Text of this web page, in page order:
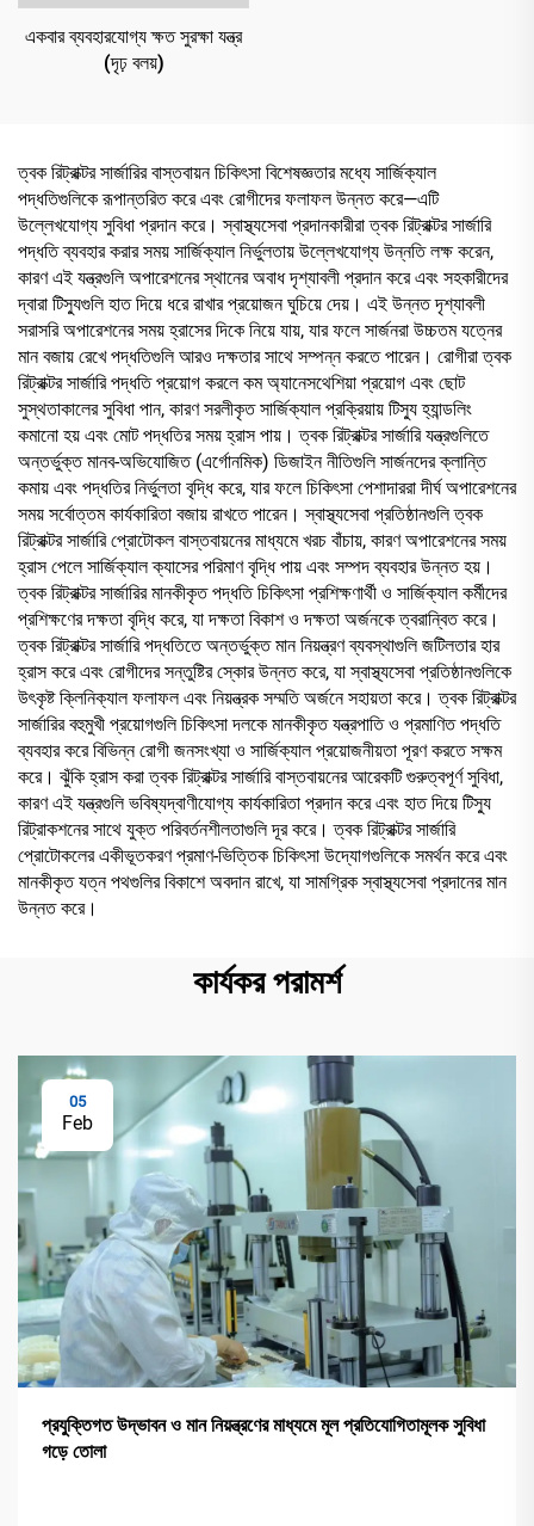
একবার ব্যবহারযোগ্য ক্ষত সুরক্ষা যন্ত্র
(দৃঢ় বলয়)
ত্বক রিট্রাক্টর সার্জারির বাস্তবায়ন চিকিৎসা বিশেষজ্ঞতার মধ্যে সার্জিক্যাল
পদ্ধতিগুলিকে রূপান্তরিত করে এবং রোগীদের ফলাফল উন্নত করে—এটি
উল্লেখযোগ্য সুবিধা প্রদান করে। স্বাস্থ্যসেবা প্রদানকারীরা ত্বক রিট্রাক্টর সার্জারি
পদ্ধতি ব্যবহার করার সময় সার্জিক্যাল নির্ভুলতায় উল্লেখযোগ্য উন্নতি লক্ষ করেন,
কারণ এই যন্ত্রগুলি অপারেশনের স্থানের অবাধ দৃশ্যাবলী প্রদান করে এবং সহকারীদের
দ্বারা টিস্যুগুলি হাত দিয়ে ধরে রাখার প্রয়োজন ঘুচিয়ে দেয়। এই উন্নত দৃশ্যাবলী
সরাসরি অপারেশনের সময় হ্রাসের দিকে নিয়ে যায়, যার ফলে সার্জনরা উচ্চতম যত্নের
মান বজায় রেখে পদ্ধতিগুলি আরও দক্ষতার সাথে সম্পন্ন করতে পারেন। রোগীরা ত্বক
রিট্রাক্টর সার্জারি পদ্ধতি প্রয়োগ করলে কম অ্যানেসথেশিয়া প্রয়োগ এবং ছোট
সুস্থতাকালের সুবিধা পান, কারণ সরলীকৃত সার্জিক্যাল প্রক্রিয়ায় টিস্যু হ্যান্ডলিং
কমানো হয় এবং মোট পদ্ধতির সময় হ্রাস পায়। ত্বক রিট্রাক্টর সার্জারি যন্ত্রগুলিতে
অন্তর্ভুক্ত মানব-অভিযোজিত (এর্গোনমিক) ডিজাইন নীতিগুলি সার্জনদের ক্লান্তি
কমায় এবং পদ্ধতির নির্ভুলতা বৃদ্ধি করে, যার ফলে চিকিৎসা পেশাদাররা দীর্ঘ অপারেশনের
সময় সর্বোত্তম কার্যকারিতা বজায় রাখতে পারেন। স্বাস্থ্যসেবা প্রতিষ্ঠানগুলি ত্বক
রিট্রাক্টর সার্জারি প্রোটোকল বাস্তবায়নের মাধ্যমে খরচ বাঁচায়, কারণ অপারেশনের সময়
হ্রাস পেলে সার্জিক্যাল ক্যাসের পরিমাণ বৃদ্ধি পায় এবং সম্পদ ব্যবহার উন্নত হয়।
ত্বক রিট্রাক্টর সার্জারির মানকীকৃত পদ্ধতি চিকিৎসা প্রশিক্ষণার্থী ও সার্জিক্যাল কর্মীদের
প্রশিক্ষণের দক্ষতা বৃদ্ধি করে, যা দক্ষতা বিকাশ ও দক্ষতা অর্জনকে ত্বরান্বিত করে।
ত্বক রিট্রাক্টর সার্জারি পদ্ধতিতে অন্তর্ভুক্ত মান নিয়ন্ত্রণ ব্যবস্থাগুলি জটিলতার হার
হ্রাস করে এবং রোগীদের সন্তুষ্টির স্কোর উন্নত করে, যা স্বাস্থ্যসেবা প্রতিষ্ঠানগুলিকে
উৎকৃষ্ট ক্লিনিক্যাল ফলাফল এবং নিয়ন্ত্রক সম্মতি অর্জনে সহায়তা করে। ত্বক রিট্রাক্টর
সার্জারির বহুমুখী প্রয়োগগুলি চিকিৎসা দলকে মানকীকৃত যন্ত্রপাতি ও প্রমাণিত পদ্ধতি
ব্যবহার করে বিভিন্ন রোগী জনসংখ্যা ও সার্জিক্যাল প্রয়োজনীয়তা পূরণ করতে সক্ষম
করে। ঝুঁকি হ্রাস করা ত্বক রিট্রাক্টর সার্জারি বাস্তবায়নের আরেকটি গুরুত্বপূর্ণ সুবিধা,
কারণ এই যন্ত্রগুলি ভবিষ্যদ্বাণীযোগ্য কার্যকারিতা প্রদান করে এবং হাত দিয়ে টিস্যু
রিট্রাকশনের সাথে যুক্ত পরিবর্তনশীলতাগুলি দূর করে। ত্বক রিট্রাক্টর সার্জারি
প্রোটোকলের একীভূতকরণ প্রমাণ-ভিত্তিক চিকিৎসা উদ্যোগগুলিকে সমর্থন করে এবং
মানকীকৃত যত্ন পথগুলির বিকাশে অবদান রাখে, যা সামগ্রিক স্বাস্থ্যসেবা প্রদানের মান
উন্নত করে।
কার্যকর পরামর্শ
05
Feb
প্রযুক্তিগত উদ্ভাবন ও মান নিয়ন্ত্রণের মাধ্যমে মূল প্রতিযোগিতামূলক সুবিধা
গড়ে তোলা